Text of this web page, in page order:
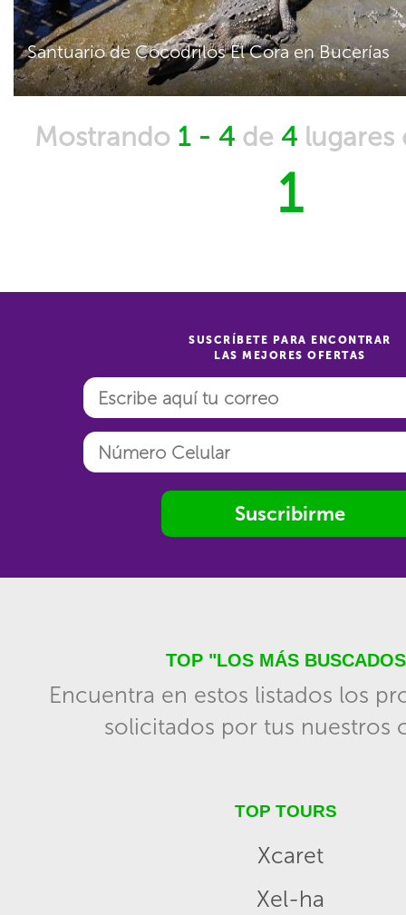
Santuario de Cocodrilos El Cora en Bucerías
Mostrando 1 - 4de 4lugares
1
SUSCRÍBETE PARA ENCONTRAR
LAS MEJORES OFERTAS
Suscribirme
TOP "LOS MÁS
Encuentra en estos listados los
solicitados por tus nuestros
TOP TOURS
Xcaret
Xel-ha